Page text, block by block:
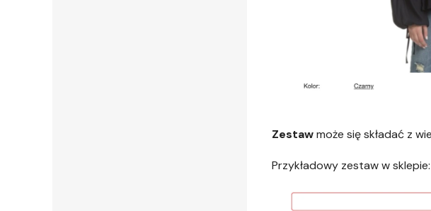
Zestawmoże się składać z
Przykładowy zestaw w sklepie: